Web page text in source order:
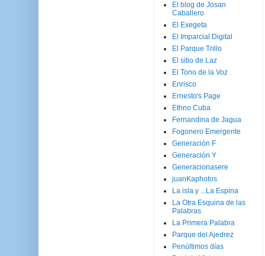
El blog de Josan
Caballero
El Exegeta
El Imparcial Digital
El Parque Trillo
El sitio de Laz
El Tono de la Voz
Enrisco
Ernesto's Page
Ethno Cuba
Fernandina de Jagua
Fogonero Emergente
Generación F
Generación Y
Generacionasere
juanKaphotos
La isla y ...La Espina
La Otra Esquina de las
Palabras
La Primera Palabra
Parque del Ajedrez
Penúltimos días